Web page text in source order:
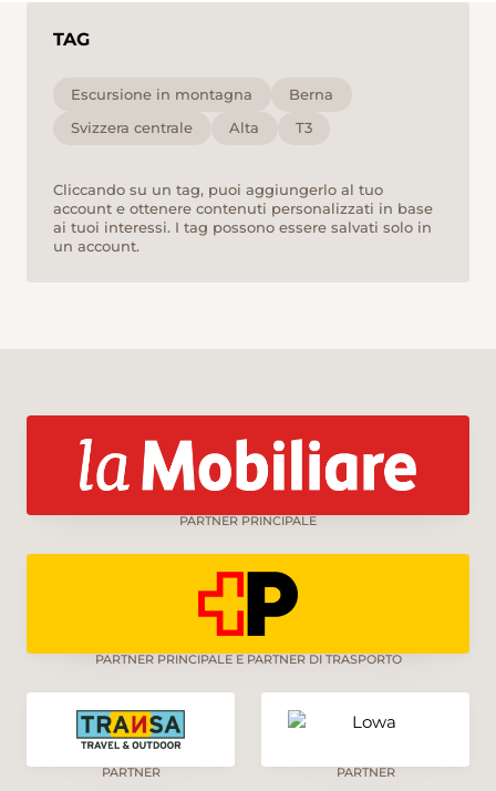
TAG
Escursione in montagna
Berna
Svizzera centrale
Alta T3
Cliccando su un tag, puoi aggiungerlo al tuo
account e ottenere contenuti personalizzati in base
ai tuoi interessi. I tag possono essere salvati solo in
un account.
PARTNER PRINCIPALE
PARTNER PRINCIPALE E PARTNER DI TRASPORTO
PARTNER PARTNER